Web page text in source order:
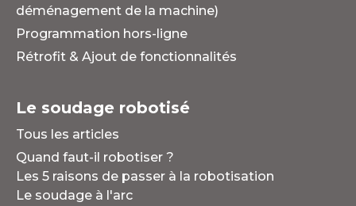
déménagement de la machine)
Programmation hors-ligne
Rétrofit & Ajout de fonctionnalités
Le soudage robotisé
Tous les articles
Quand faut-il robotiser ?
Les 5 raisons de passer à la robotisation
Le soudage à l'arc